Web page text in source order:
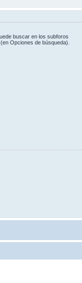
buscar en los subforos
Opciones de búsqueda).